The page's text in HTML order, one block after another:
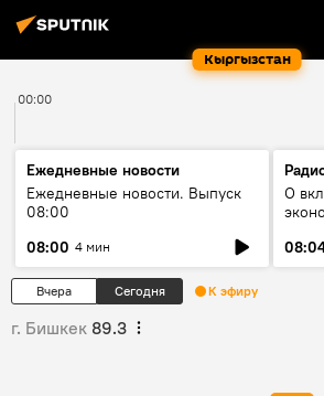
Кыргызстан
00:00
Ежедневные новости
Ежедневные новости. Выпуск
08:00
08:00 4 мин
О
Вчера Сегодня К эфиру
г. Бишкек 89.3